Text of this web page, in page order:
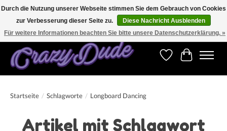
Versandkostenfrei bestellen ab CHF 200.00 in der Schweiz und ab EUR 250.00 in den
meisten Ländern weltweit.
Wunschzettel
Ihr
Startseite / Schlagworte / Longboard Dancing
Artikel mit Schlagwort
Durch die Nutzung unserer Webseite stimmen Sie dem Gebrauch von Cookies
zur Verbesserung dieser Seite zu.
Diese Nachricht Ausblenden
Für weitere Informationen beachten Sie bitte unsere Datenschutzerklärung. »